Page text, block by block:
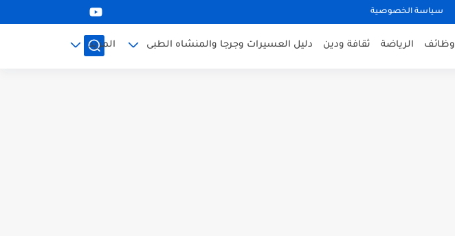
سياسة الخصوصية
وظائف الرياضة ثقافة ودين دليل العسيرات وجرجا والمنشاه الطبى المزيد